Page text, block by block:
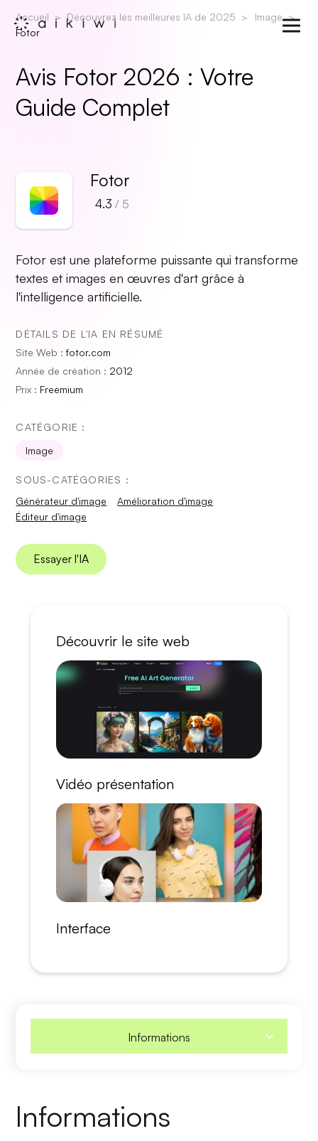
Accueil Découvrez les meilleures IA de 2025
Image
Fotor
Avis Fotor 2026 : Votre
Guide Complet
Fotor
4.3 / 5
Fotor est une plateforme puissante qui transforme
textes et images en œuvres d'art grâce à
l'intelligence artificielle.
DÉTAILS DE L'IA EN RÉSUMÉ
Site Web :fotor.com
Année de création : 2012
Prix : Freemium
CATÉGORIE :
Image
SOUS-CATÉGORIES :
Générateur d'image
Amélioration d'image
Éditeur d'image
Essayer l'IA
Découvrir le site web
Vidéo présentation
Interface
Informations
Informations